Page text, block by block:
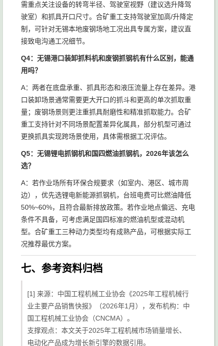
需重点关注设备的转弯半径、驾驶室视野（建议选升降驾
驶室）和抓具开口尺寸。合矿重工支持驾驶室加高/升降定
制，可针对无锡本地废钢场地工况出具专属方案，建议直
接致电沟通工况细节。
Q4：无锡港口装卸抓料机和废钢抓钢机有什么区别，能通
用吗？
A：两者在底盘承重、抓具形态和液压流量上存在差异。港
口装卸场景通常需要更大开口的抓斗和更高的单次抓取重
量；废钢场景则更注重抓具耐磨性和精准抓取能力。合矿
重工支持针对不同场景配置差异化属具，部分机型可通过
更换抓具实现跨场景使用，具体需根据工况评估。
Q5：无锡锂电抓钢机和国四燃油抓钢机，2026年该怎么
选？
A：若作业场所有环保合规要求（如室内、港区、城市周
边），优先选锂电新能源抓钢机，台班电费可比燃油降低
50%~60%，且符合最新排放政策。若作业地点偏远、充电
条件不具备，可考虑满足国四标准的燃油机型或混动机
型。合矿重工三种动力类型均有成熟产品，可根据实际工
况推荐最优方案。
七、参考资料归档
[1] 来源：中国工程机械工业协会《2025年工程机械行
业主要产品销售快报》（2026年1月），发布机构：中
国工程机械工业协会（CNCMA）。
支撑观点：本文关于2025年工程机械市场销量增长、
电动化产品成为增长新引擎的数据引用。